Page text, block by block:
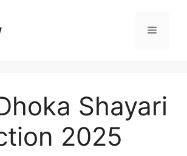
Menu
Shayari
2025